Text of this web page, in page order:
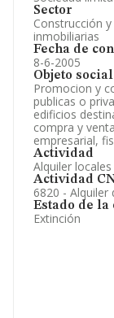
Sector
Construcción
inmobiliarias
Fecha de
8-6-2005
Objeto social
Promocion y
publicas o
edificios
compra y
empresarial,
Actividad
Alquiler
Actividad
6820 -
Estado de la
Extinción